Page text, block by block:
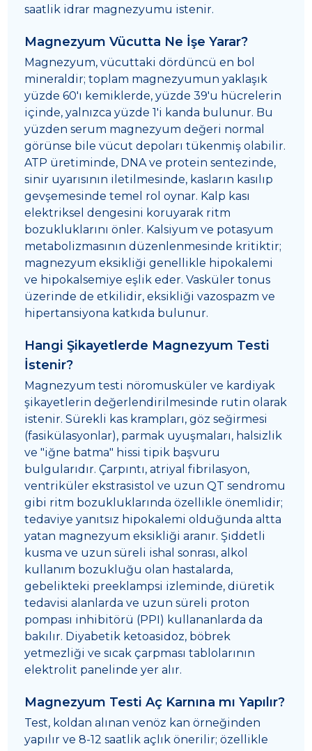
saatlik idrar magnezyumu istenir.
Magnezyum Vücutta Ne İşe Yarar?
Magnezyum, vücuttaki dördüncü en bol
mineraldir; toplam magnezyumun yaklaşık
yüzde 60'ı kemiklerde, yüzde 39'u hücrelerin
içinde, yalnızca yüzde 1'i kanda bulunur. Bu
yüzden serum magnezyum değeri normal
görünse bile vücut depoları tükenmiş olabilir.
ATP üretiminde, DNA ve protein sentezinde,
sinir uyarısının iletilmesinde, kasların kasılıp
gevşemesinde temel rol oynar. Kalp kası
elektriksel dengesini koruyarak ritm
bozukluklarını önler. Kalsiyum ve potasyum
metabolizmasının düzenlenmesinde kritiktir;
magnezyum eksikliği genellikle hipokalemi
ve hipokalsemiye eşlik eder. Vasküler tonus
üzerinde de etkilidir, eksikliği vazospazm ve
hipertansiyona katkıda bulunur.
Hangi Şikayetlerde Magnezyum Testi
İstenir?
Magnezyum testi nöromusküler ve kardiyak
şikayetlerin değerlendirilmesinde rutin olarak
istenir. Sürekli kas krampları, göz seğirmesi
(fasikülasyonlar), parmak uyuşmaları, halsizlik
ve "iğne batma" hissi tipik başvuru
bulgularıdır. Çarpıntı, atriyal fibrilasyon,
ventriküler ekstrasistol ve uzun QT sendromu
gibi ritm bozukluklarında özellikle önemlidir;
tedaviye yanıtsız hipokalemi olduğunda altta
yatan magnezyum eksikliği aranır. Şiddetli
kusma ve uzun süreli ishal sonrası, alkol
kullanım bozukluğu olan hastalarda,
gebelikteki preeklampsi izleminde, diüretik
tedavisi alanlarda ve uzun süreli proton
pompası inhibitörü (PPI) kullananlarda da
bakılır. Diyabetik ketoasidoz, böbrek
yetmezliği ve sıcak çarpması tablolarının
elektrolit panelinde yer alır.
Magnezyum Testi Aç Karnına mı Yapılır?
Test, koldan alınan venöz kan örneğinden
yapılır ve 8-12 saatlik açlık önerilir; özellikle